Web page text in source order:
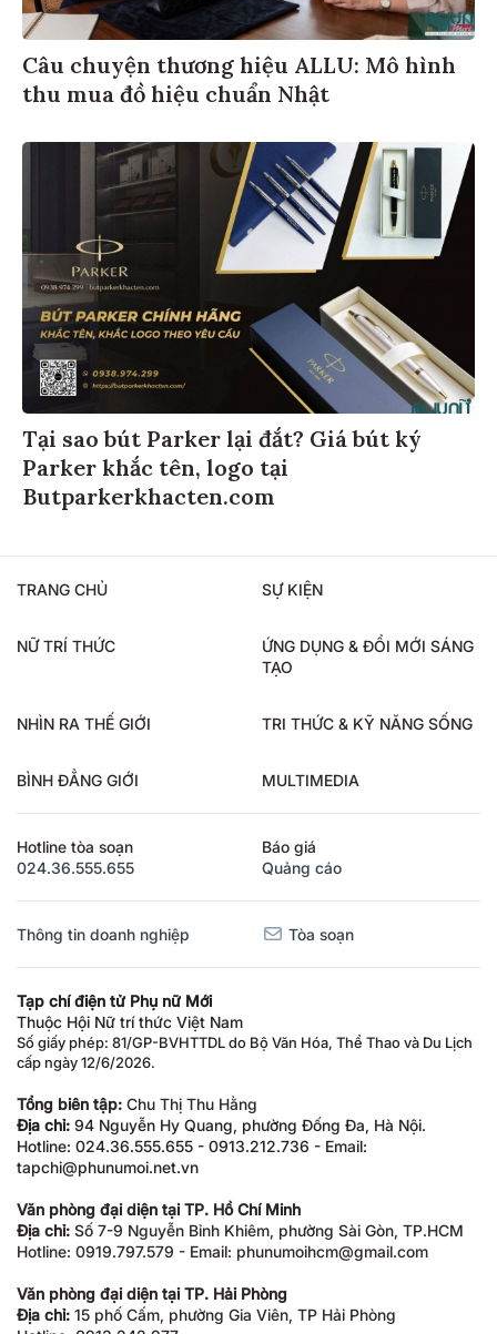
Câu chuyện thương hiệu ALLU: Mô hình
thu mua đồ hiệu chuẩn Nhật
Tại sao bút Parker lại đắt? Giá bút ký
Parker khắc tên, logo tại
Butparkerkhacten.com
TRANG CHỦ SỰ KIỆN
NỮ TRÍ THỨC
ỨNG DỤNG & ĐỔI MỚI SÁNG
TẠO
NHÌN RA THẾ GIỚI TRI THỨC & KỸ NĂNG SỐNG
BÌNH ĐẲNG GIỚI MULTIMEDIA
Hotline tòa soạn
024.36.555.655
Báo giá
Quảng cáo
Thông tin doanh nghiệp Tòa soạn
Tạp chí điện tử Phụ nữ Mới
Thuộc Hội Nữ trí thức Việt Nam
Số giấy phép: 81/GP-BVHTTDL do Bộ Văn Hóa, Thể Thao và Du Lịch
cấp ngày 12/6/2026.
Tổng biên tập: Chu Thị Thu Hằng
Địa chỉ: 94 Nguyễn Hy Quang, phường Đống Đa, Hà Nội.
Hotline: 024.36.555.655 - 0913.212.736 - Email:
tapchi@phunumoi.net.vn
Văn phòng đại diện tại TP. Hồ Chí Minh
Địa chỉ: Số 7-9 Nguyễn Bỉnh Khiêm, phường Sài Gòn, TP.HCM
Hotline: 0919.797.579 - Email: phunumoihcm@gmail.com
Văn phòng đại diện tại TP. Hải Phòng
Địa chỉ: 15 phố Cấm, phường Gia Viên, TP Hải Phòng